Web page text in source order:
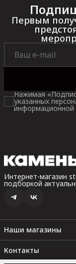
Первым
Нажимая
указанных
информационной
Интернет-магазин
подборкой
Наши магазины
Санкт-Петербург,
22:00)
Санкт-Петербург.
Контакты